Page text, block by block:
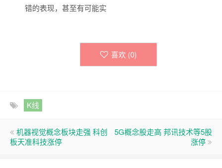
错的表现，甚至有可能实
喜欢 (0)
K线
机器视觉概念板块走强 科创
板天准科技涨停
5G概念股走高 邦讯技术等5股
涨停